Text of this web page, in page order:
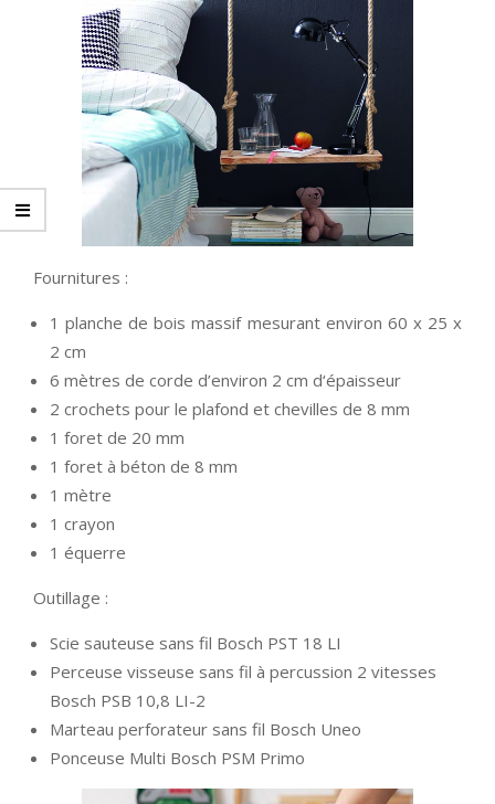
Fournitures :
1 planche de bois massif mesurant environ 60 x 25 x
2 cm
6 mètres de corde d’environ 2 cm d‘épaisseur
2 crochets pour le plafond et chevilles de 8 mm
1 foret de 20 mm
1 foret à béton de 8 mm
1 mètre
1 crayon
1 équerre
Outillage :
Scie sauteuse sans fil Bosch PST 18 LI
Perceuse visseuse sans fil à percussion 2 vitesses
Bosch PSB 10,8 LI-2
Marteau perforateur sans fil Bosch Uneo
Ponceuse Multi Bosch PSM Primo